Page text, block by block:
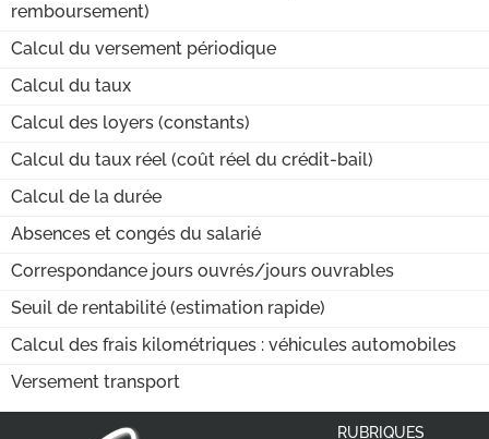
remboursement)
Calcul du versement périodique
Calcul du taux
Calcul des loyers (constants)
Calcul du taux réel (coût réel du crédit-bail)
Calcul de la durée
Absences et congés du salarié
Correspondance jours ouvrés/jours ouvrables
Seuil de rentabilité (estimation rapide)
Calcul des frais kilométriques : véhicules automobiles
Versement transport
RUBRIQUES